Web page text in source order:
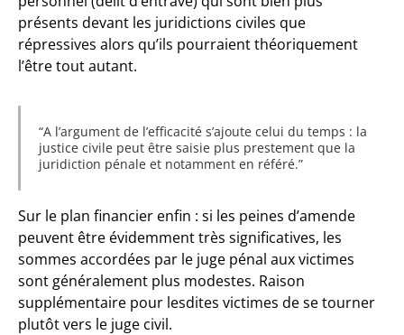
présents devant les juridictions civiles que
répressives alors qu’ils pourraient théoriquement
l’être tout autant.
A l’argument de l’efficacité s’ajoute celui du temps : la
justice civile peut être saisie plus prestement que la
juridiction pénale et notamment en référé.
Sur le plan financier enfin : si les peines d’amende
peuvent être évidemment très significatives, les
sommes accordées par le juge pénal aux victimes
sont généralement plus modestes. Raison
supplémentaire pour lesdites victimes de se tourner
plutôt vers le juge civil.